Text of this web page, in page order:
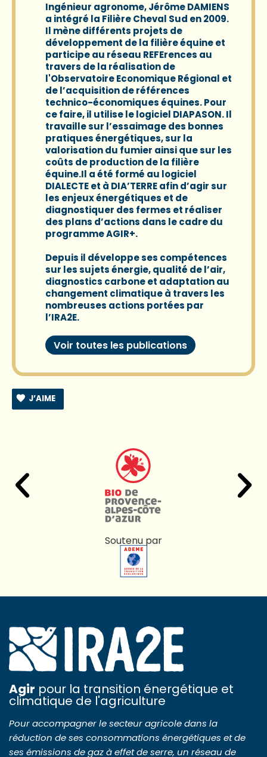
Ingénieur agronome,Jérôme DAMIENS
a intégré la Filière Cheval Sud en 2009.
Il mène différents projets de
développement de la filière équine et
participe au réseau REFErences au
travers de la réalisation de
l'Observatoire Economique Régional et
de l’acquisition de références
technico-économiques équines. Pour
ce faire, il utilise le logiciel DIAPASON. Il
travaille sur l’essaimage des bonnes
pratiques énergétiques, sur la
valorisation du fumier ainsi que sur les
coûts de production de la filière
équine.Il a été formé au logiciel
DIALECTE et à DIA’TERRE afin d’agir sur
les enjeux énergétiques et de
diagnostiquer des fermes et réaliser
des plans d’actions dans le cadre du
programme AGIR+.
Depuis il développe ses compétences
sur les sujets énergie, qualité de l’air,
diagnostics carbone et adaptation au
changement climatique à travers les
nombreuses actions portées par
l’IRA2E.
Voir toutes les publications
J’AIME
Soutenu par
Agir pour la transition énergétique et
climatique de l'agriculture
Pour accompagner le secteur agricole dans la
réduction de ses consommations énergétiques et de
ses émissions de gaz à effet de serre, un réseau de